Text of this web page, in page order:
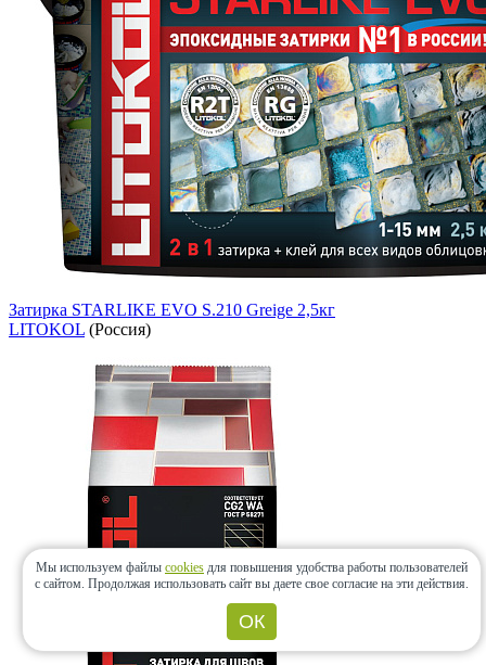
Затирка STARLIKE EVO S.210 Greige 2,5кг
LITOKOL (Россия)
Мы используем файлы cookies для повышения удобства работы пользователей
с сайтом. Продолжая использовать сайт вы даете свое согласие на эти действия.
ОК